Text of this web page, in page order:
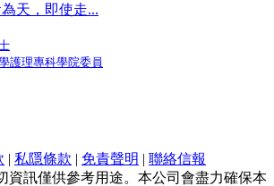
天，即使走...
護理專科學院委員
| 私隱條款 | 免責聲明 | 聯絡信報
資訊僅供參考用途。本公司會盡力確保本